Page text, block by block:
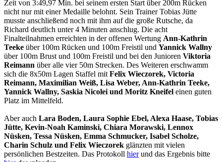
Zeit von 3:49,97 Min. bei seinem ersten Start über 200m Rücken
nicht nur mit einer Medaille belohnt. Sein Trainer Tobias Jütte
musste anschließend noch mit ihm auf die große Rutsche, da
Richard deutlich unter 4 Minuten anschlug. Die acht
Finalteilnahmen erreichten in der offenen Wertung Ann-Kathrin
Teeke über 100m Rücken und 100m Freistil und Yannick Wallny
über 100m Brust und 100m Freistil und bei den Junioren Viktoria
Reimann über alle vier 50m Strecken. Des Weiteren erschwamm
sich die 8x50m Lagen Staffel mit Felix Wieczorek, Victoria
Reimann, Maximilian Weiß, Lisa Weber, Ann-Kathrin Teeke,
Yannick Wallny, Saskia Nicolei und Moritz Kneifel einen guten
Platz im Mittelfeld.
Aber auch Lara Boden, Laura Sophie Ebel, Alexa Haase, Tobias
Jütte, Kevin-Noah Kaminski, Chiara Morawski, Lennox
Nüsken, Tessa Nüsken, Emma Schmucker, Isabel Scholze,
Charin Schulz und Felix Wieczorek glänzten mit vielen
persönlichen Bestzeiten. Das Protokoll hierund das Ergebnis bitte